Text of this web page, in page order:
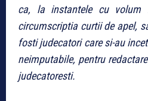
ca, la instantele cu volum
circumscriptia curtii de apel,
fosti judecatori care si-au
neimputabile, pentru
judecatoresti.